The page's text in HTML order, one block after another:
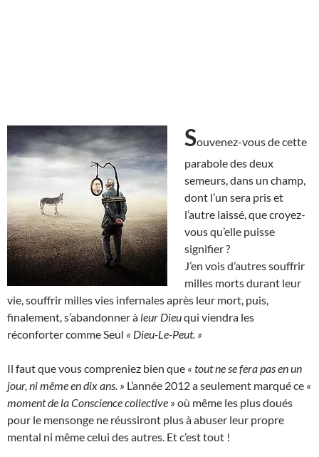
Souvenez-vous de cette
parabole des deux
semeurs, dans un champ,
dont l’un sera pris et
l’autre laissé, que croyez-
vous qu’elle puisse
signifier ?
J’en vois d’autres souffrir
milles morts durant leur
vie, souffrir milles vies infernales après leur mort, puis,
finalement, s’abandonner à leur Dieuqui viendra les
réconforter comme Seul « Dieu-Le-Peut. »
Il faut que vous compreniez bien que « tout ne se fera pas en un
jour, ni même en dix ans. » L’année 2012 a seulement marqué ce «
moment de la Conscience collective » où même les plus doués
pour le mensonge ne réussiront plus à abuser leur propre
mental ni même celui des autres. Et c’est tout !